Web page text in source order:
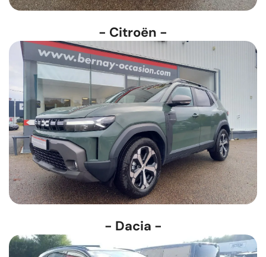
- Citroën -
- Dacia -